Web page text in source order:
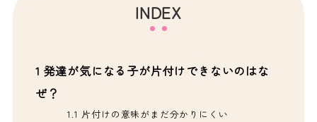
INDEX
1 発達が気になる子が片付けできないのはな
ぜ？
1.1 片付けの意味がまだ分かりにくい